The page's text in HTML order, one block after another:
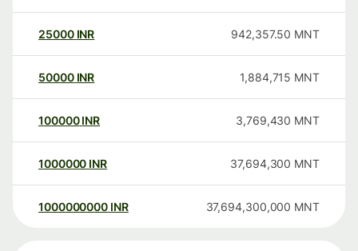
25000 INR 942,357.50 MNT
50000 INR 1,884,715 MNT
100000 INR 3,769,430 MNT
1000000 INR 37,694,300 MNT
1000000000 INR 37,694,300,000 MNT